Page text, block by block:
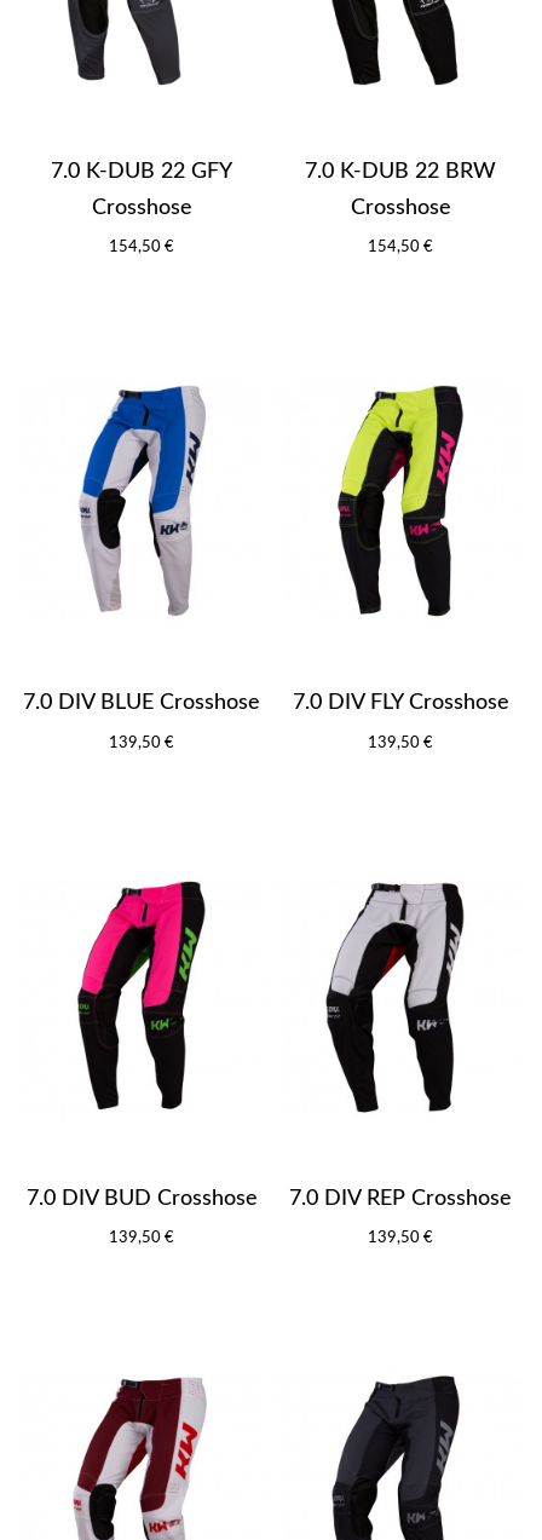
7.0 K-DUB 22 GFY
Crosshose
154,50 €
7.0 K-DUB 22 BRW
Crosshose
154,50 €
7.0 DIV BLUE Crosshose
139,50 €
7.0 DIV FLY Crosshose
139,50 €
7.0 DIV BUD Crosshose
139,50 €
7.0 DIV REP Crosshose
139,50 €